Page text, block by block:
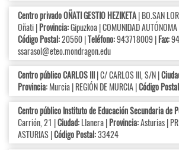
Centro privado OÑATI GESTIO HEZIKETA| BO.SAN
Oñati |Provincia:Gipuzkoa | COMUNIDAD
Código Postal:20560 |Teléfono:943718009 |Fax:
ssarasol@eteo.mondragon.edu
Centro público CARLOS III| C/ CARLOS III, S/N |
Provincia:Murcia | REGIÓN DE MURCIA |Código
Centro público Instituto de Educación Secundaria de
Carrión, 21 |Ciudad:Llanera |Provincia:Asturias |
ASTURIAS |Código Postal:33424